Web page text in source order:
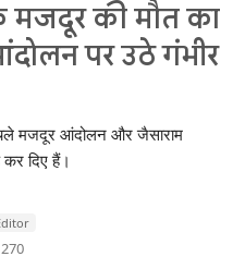
मजदूर की मौत का
पर उठे गंभीर
मजदूर आंदोलन और जैसाराम
दिए हैं।
Public Figure • 11 Jun,
270